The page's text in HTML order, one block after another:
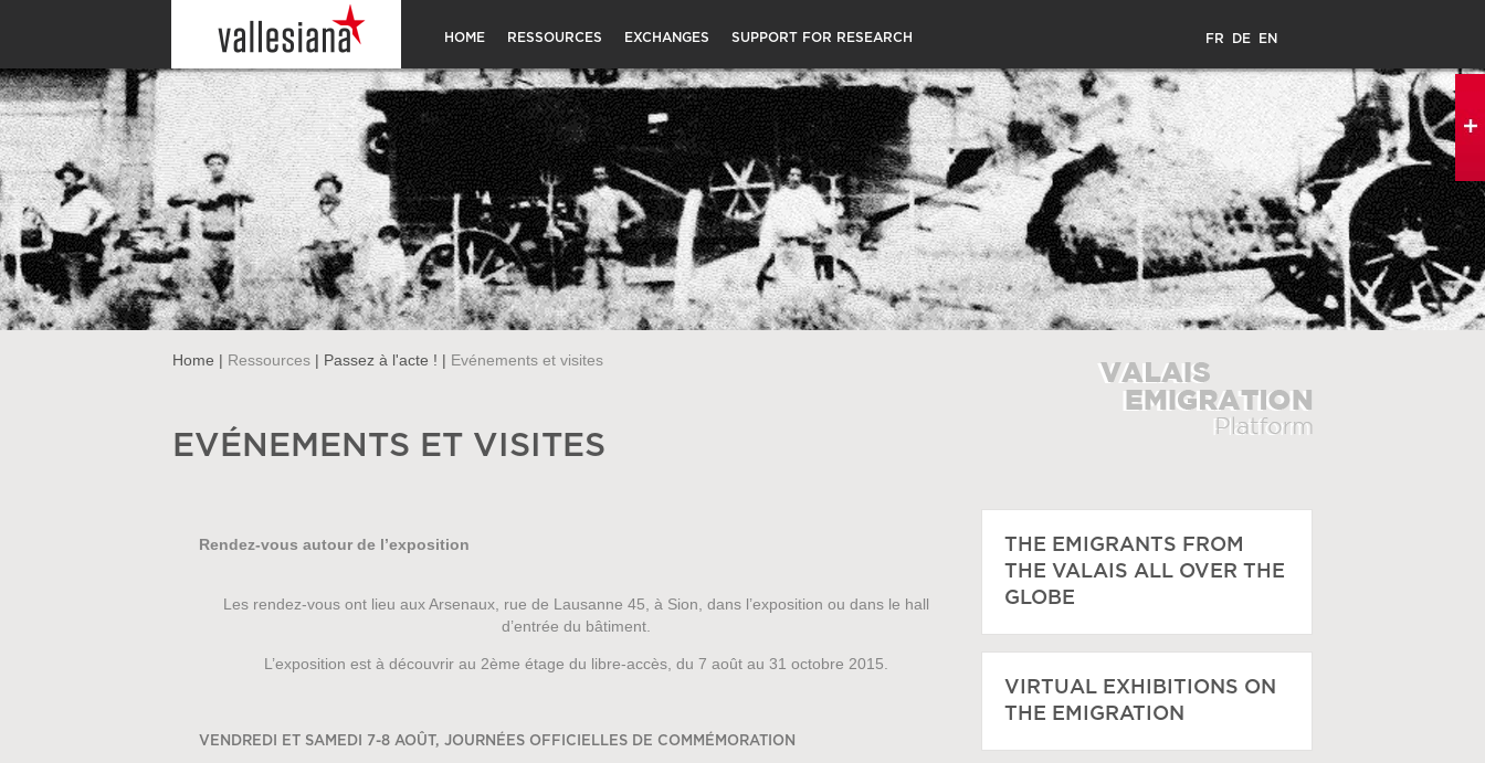
HOME RESSOURCES EXCHANGES SUPPORT FOR RESEARCH FR DE EN
Home | Ressources| Passez à l'acte ! | Evénements et visites
EVÉNEMENTS ET VISITES
Rendez-vous autour de l’exposition
Les rendez-vous ont lieu aux Arsenaux, rue de Lausanne 45, à Sion, dans l’exposition ou dans le hall
d’entrée du bâtiment.
L’exposition est à découvrir au 2ème étage du libre-accès, du 7 août au 31 octobre 2015.
VENDREDI ET SAMEDI 7-8 AOÛT, JOURNÉES OFFICIELLES DE COMMÉMORATION
THE EMIGRANTS FROM
THE VALAIS ALL OVER THE
GLOBE
VIRTUAL EXHIBITIONS ON
THE EMIGRATION